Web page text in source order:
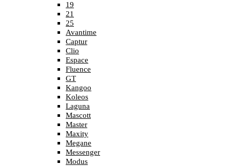
19
21
25
Avantime
Captur
Clio
Espace
Fluence
GT
Kangoo
Koleos
Laguna
Mascott
Master
Maxity
Megane
Messenger
Modus